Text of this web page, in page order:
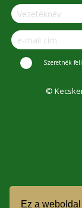
Ez a
Szeretnék
©